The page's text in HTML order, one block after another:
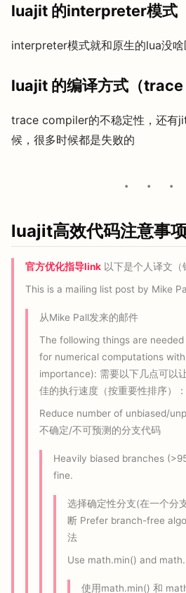
luajit 的interpreter模式
interpreter模式就和原生的lua没啥
luajit 的编译方式（trace
trace compiler的不稳定性，还有
候，很多时候都是失败的
luajit高效代码注意事
官方优化指导link 以下是个人译文（
This is a mailing list post by Mike
从Mike Pall发来的邮件
The following things are
for numerical computations
importance): 需要以下几点可以
佳的执行速度（按重要性排序）：
Reduce number of unbiased/
不确定/不可预测的分支代码
Heavily biased branches
fine.
选择确定性分支(在一个分
断 Prefer branch-free
法
Use math.min() and
使用math.min() 和